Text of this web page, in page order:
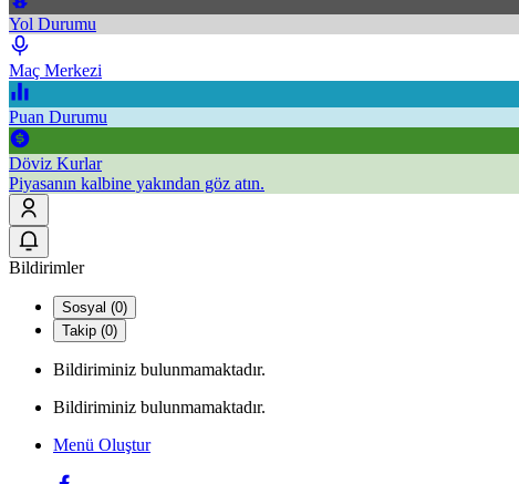
Yol Durumu
Maç Merkezi
Puan Durumu
Döviz Kurlar
Piyasanın kalbine yakından göz atın.
Bildirimler
Sosyal (0)
Takip (0)
Bildiriminiz bulunmamaktadır.
Bildiriminiz bulunmamaktadır.
Menü Oluştur